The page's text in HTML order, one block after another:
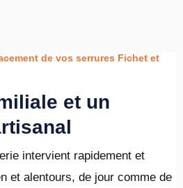
de vos serrures Fichet et
et un
intervient rapidement et
et alentours, de jour comme de